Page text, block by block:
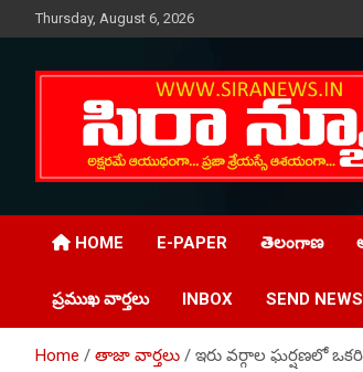
to
Thursday, August 6, 2026
SIRA NEWS
HOME E-PAPER తెలంగాణ
ప్రముఖ వార్తలు INBOX SEND NEWS
Home తాజా వార్తలు ఇరు వర్గాల ఘర్షణలో